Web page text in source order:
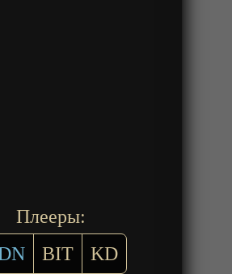
Плееры:
BIT KD